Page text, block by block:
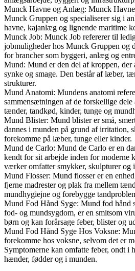
Munck Havne og Anlæg: Munck
Munck Gruppen og specialiserer sig i
havne, kajanlæg og lignende maritime
Munck Job: Munck Job refererer til
jobmuligheder hos Munck Gruppen og
for brancher som byggeri, anlæg og
Mund: Mund er den del af kroppen, der
synke og smage. Den består af læber,
strukturer.
Mund Anatomi: Mundens anatomi
sammensætningen af de forskellige
tænder, tandkød, kinder, tunge og
Mund Blister: Mund blister er små,
dannes i munden på grund af irritation,
forekomme på læber, tunge eller kinder.
Mund de Carlo: Mund de Carlo er en
kendt for sit arbejde inden for moderne
værker omfatter smykker, skulpturer og
Mund Flosser: Mund flosser er en
fjerne madrester og plak fra mellem
mundhygiejne og forebygge
Mund Fod Hånd Syge: Mund fod hånd
fod- og mundsygdom, er en smitsom
børn og kan forårsage feber, blister og
Mund Fod Hånd Syge Hos Voksne:
forekomme hos voksne, selvom det er
Symptomerne kan omfatte feber, ondt i
hænder, fødder og i munden.